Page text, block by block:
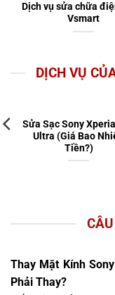
Dịch vụ sửa chữa
Vsmart
DỊCH VỤ
Sửa Sạc Sony
Ultra (Giá Bao
Tiền?)
Thay Mặt Kính
Phải Thay?